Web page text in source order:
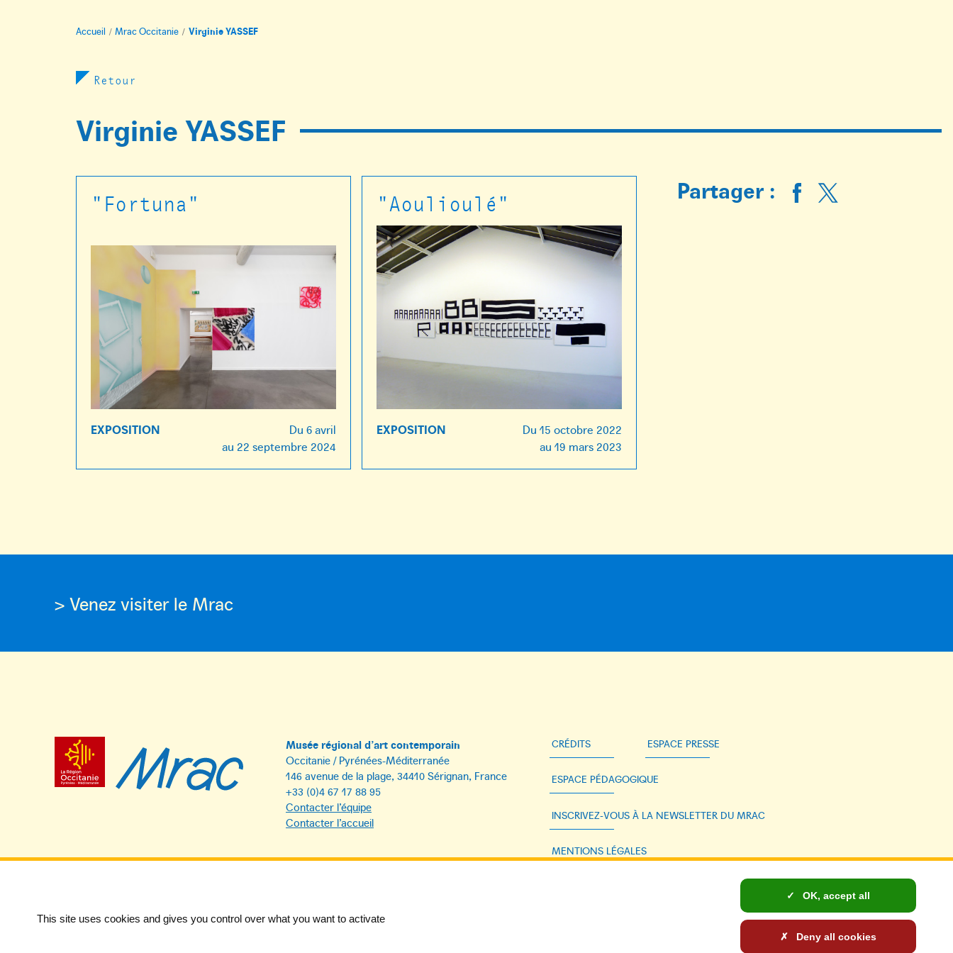
Accueil Mrac Occitanie Virginie YASSEF
Retour
Virginie YASSEF
"Fortuna"
EXPOSITION Du 6 avril
au 22 septembre 2024
"Aoulioulé"
EXPOSITION Du 15 octobre 2022
au 19 mars 2023
Partager :
> Venez visiter le Mrac
Musée régional d’art contemporain
Occitanie / Pyrénées-Méditerranée
146 avenue de la plage, 34410 Sérignan, France
+33 (0)4 67 17 88 95
Contacter l’équipe
Contacter l’accueil
CRÉDITS ESPACE PRESSE
ESPACE PÉDAGOGIQUE
INSCRIVEZ-VOUS À LA NEWSLETTER DU MRAC
MENTIONS LÉGALES
This site uses cookies and gives you control over what you want to activate
OK, accept all
Deny all cookies